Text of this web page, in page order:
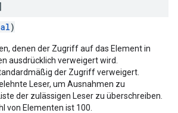
)
denen der Zugriff auf das Element in
ausdrücklich verweigert wird.
der Zugriff verweigert.
Leser, um Ausnahmen zu
der zulässigen Leser zu überschreiben.
von Elementen ist 100.